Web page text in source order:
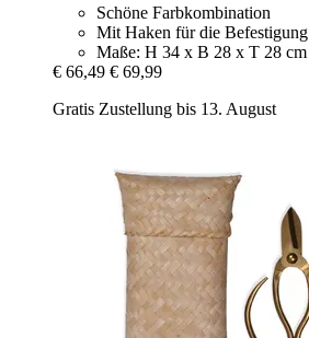
Schöne Farbkombination
Mit Haken für die Befestigung
Maße: H 34 x B 28 x T 28 cm
€ 66,49 € 69,99
Gratis Zustellung bis 13. August